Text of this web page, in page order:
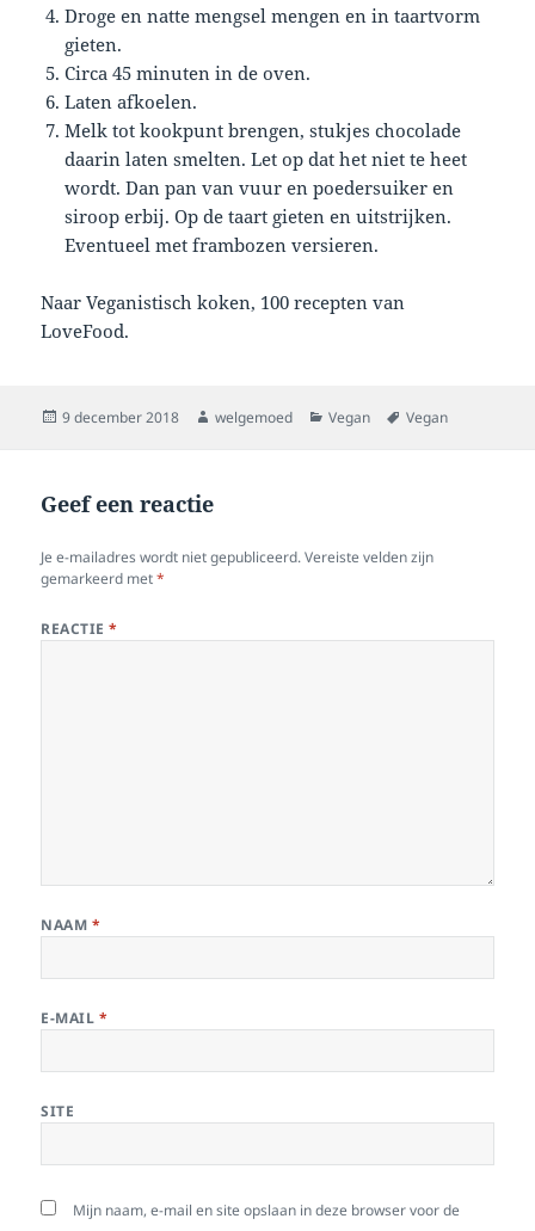
Droge en natte mengsel mengen en in taartvorm
gieten.
Circa 45 minuten in de oven.
Laten afkoelen.
Melk tot kookpunt brengen, stukjes chocolade
daarin laten smelten. Let op dat het niet te heet
wordt. Dan pan van vuur en poedersuiker en
siroop erbij. Op de taart gieten en uitstrijken.
Eventueel met frambozen versieren.
Naar Veganistisch koken, 100 recepten van
LoveFood.
Geplaatst
9 december 2018 Auteur
welgemoed Categorieën
Vegan Tags
Vegan
Geef een reactie
Je e-mailadres wordt niet gepubliceerd. Vereiste velden zijn
gemarkeerd met*
REACTIE*
NAAM *
E-MAIL *
SITE
Mijn naam, e-mail en site opslaan in deze browser voor de